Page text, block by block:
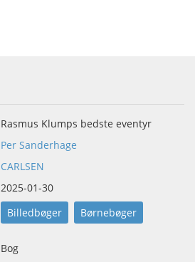
Rasmus Klumps bedste eventyr
Per Sanderhage
CARLSEN
2025-01-30
Billedbøger Børnebøger
Bog